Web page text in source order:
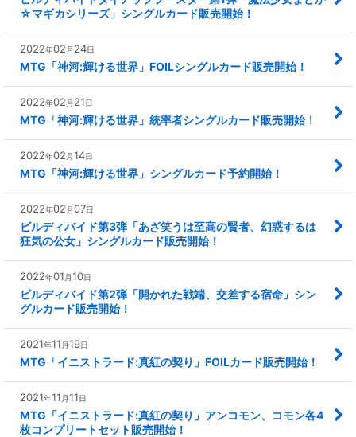
☆マギカシリーズ」シングルカード販売開始！
2022年02 月 24日
MTG「神河:輝ける世界」FOILシングルカード販売開始！
2022年02 月 21日
MTG「神河:輝ける世界」統率者シングルカード販売開始！
2022年02 月14日
MTG「神河:輝ける世界」シングルカード予約開始！
2022年02 月07日
ビルディバイド第3弾「あざ笑うは至高の賢者、幻惑するは
狂気の公女」シングルカード販売開始！
2022年01 月10日
ビルディバイド第2弾「開かれた戦端、交差する宿命」シン
グルカード販売開始！
2021年11 月19日
MTG「イニストラード:真紅の契り」FOILカード販売開始！
2021年11 月11日
MTG「イニストラード:真紅の契り」アンコモン、コモン各4
枚コンプリートセット販売開始！